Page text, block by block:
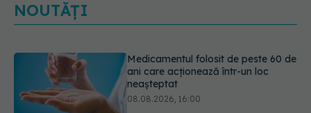
NOUTĂȚI
Trucul simplu care face pepenele
verde mult mai ușor de tăiat
08.08.2026, 15:32